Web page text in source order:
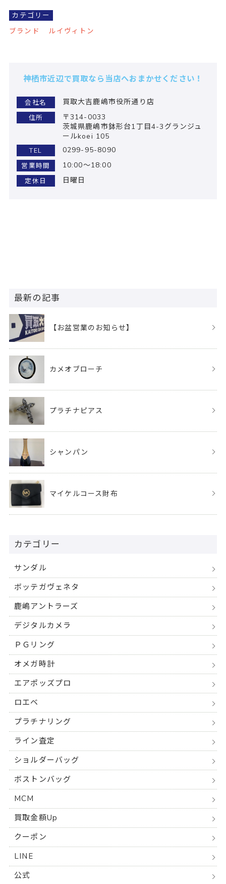
カテゴリー
ブランド
ルイヴィトン
神栖市近辺で買取なら当店へおまかせください！
会社名 買取大吉鹿嶋市役所通り店
住所
〒314-0033
茨城県鹿嶋市鉢形台1丁目4-3グランジュ
ールkoei 105
TEL 0299-95-8090
営業時間 10:00～18:00
定休日 日曜日
最新の記事
【お盆営業のお知らせ】
カメオブローチ
プラチナピアス
シャンパン
マイケルコース財布
カテゴリー
サンダル
ボッテガヴェネタ
鹿嶋アントラーズ
デジタルカメラ
ＰＧリング
オメガ時計
エアポッズプロ
ロエベ
プラチナリング
ライン査定
ショルダーバッグ
ボストンバッグ
MCM
買取金額Up
クーポン
LINE
公式